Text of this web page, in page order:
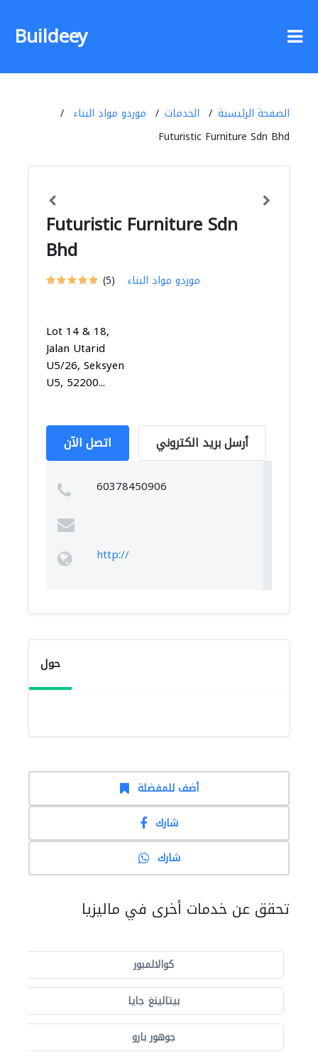
Buildeey
الصفحة الرئيسية الخدمات
موردو مواد البناء
Futuristic Furniture Sdn Bhd
Futuristic Furniture Sdn
Bhd
(5) موردو مواد البناء
Lot 14 & 18,
Jalan Utarid
U5/26, Seksyen
U5, 52200...
اتصل الآن أرسل بريد الكتروني
60378450906
http://
حول
أضف للمفضلة
شارك
شارك
تحقق عن خدمات أخرى في ماليزيا
كوالالمبور
بيتالينغ جايا
جوهور بارو